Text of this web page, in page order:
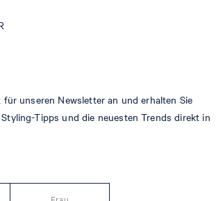
für unseren Newsletter an und erhalten Sie
Tipps und die neuesten Trends direkt in